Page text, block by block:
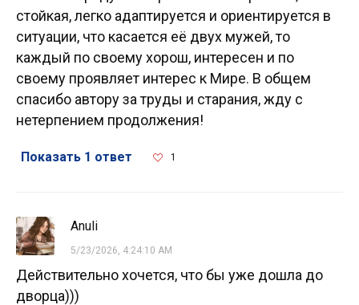
стойкая, легко адаптируется и ориентируется в
ситуации, что касается её двух мужей, то
каждый по своему хорош, интересен и по
своему проявляет интерес к Мире. В общем
спасибо автору за труды и старания, жду с
нетерпением продолжения!
Показать 1 ответ 1
Anuli
5/23/2026, 4:24:10 AM
Действительно хочется, что бы уже дошла до
дворца)))